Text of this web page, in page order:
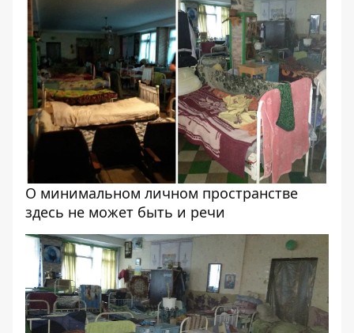
О минимальном личном пространстве
здесь не может быть и речи